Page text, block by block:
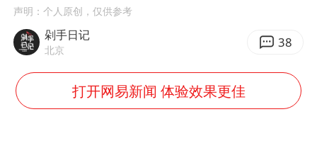
香港宏福苑火灾或由烟头引起
几元成本的AI广告导致千万市值蒸发
浙江台州《告全体市民书》
酒店回应车内过夜被收150元
声明：个人原创，仅供参考
剁手日记
北京 38
打开网易新闻 体验效果更佳